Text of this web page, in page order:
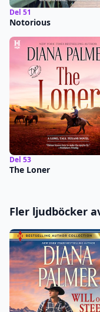
Del 51
Notorious
Del 53
The Loner
Fler ljudböcker